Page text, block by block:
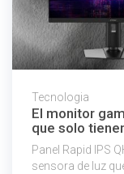
Tecnologia
El monitor
que solo
Panel Rapid IPS
sensora de luz